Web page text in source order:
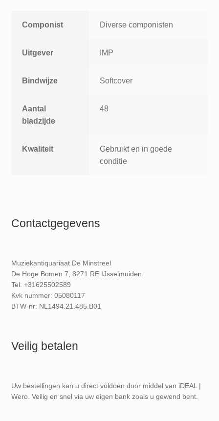
Componist Diverse componisten
Uitgever IMP
Bindwijze Softcover
Aantal
bladzijde
48
Kwaliteit
Gebruikt en in goede
conditie
Contactgegevens
Muziekantiquariaat De Minstreel
De Hoge Bomen 7, 8271 RE IJsselmuiden
Tel: +31625502589
Kvk nummer: 05080117
BTW-nr: NL1494.21.485.B01
Veilig betalen
Uw bestellingen kan u direct voldoen door middel van iDEAL |
Wero. Veilig en snel via uw eigen bank zoals u gewend bent.